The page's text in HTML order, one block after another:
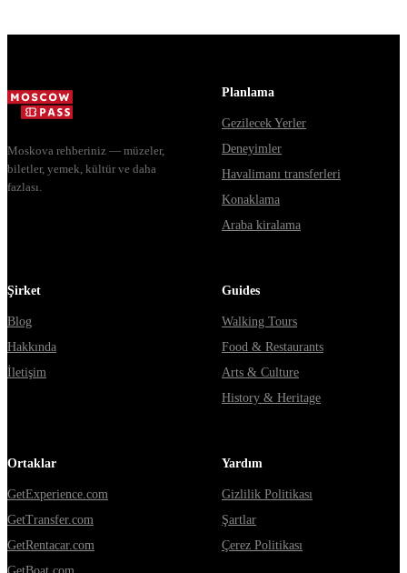
Москвы через
расходятся в
Moskova rehberiniz — müzeler,
biletler, yemek, kültür ve daha
fazlası.
Planlama
Gezilecek Yerler
Deneyimler
Havalimanı transferleri
Konaklama
Araba kiralama
Şirket
Blog
Hakkında
İletişim
Guides
Walking Tours
Food & Restaurants
Arts & Culture
History & Heritage
Ortaklar
GetExperience.com
GetTransfer.com
GetRentacar.com
Yardım
Gizlilik Politikası
Şartlar
Çerez Politikası